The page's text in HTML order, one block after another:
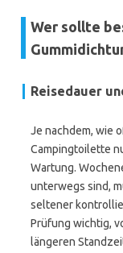
Wer sollte
Reisedauer
Je nachdem, wie
Campingtoilette
Wartung.
unterwegs sind,
seltener
Prüfung wichtig,
längeren